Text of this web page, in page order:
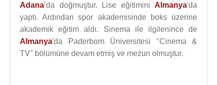
Adana’da doğmuştur. Lise eğitimini Almanya'da
yaptı. Ardından spor akademisinde boks üzerine
akademik eğitim aldı. Sinema ile ilgilenince de
Almanya'da Paderborn Üniversitesi "Cinema &
TV" bölümüne devam etmiş ve mezun olmuştur.